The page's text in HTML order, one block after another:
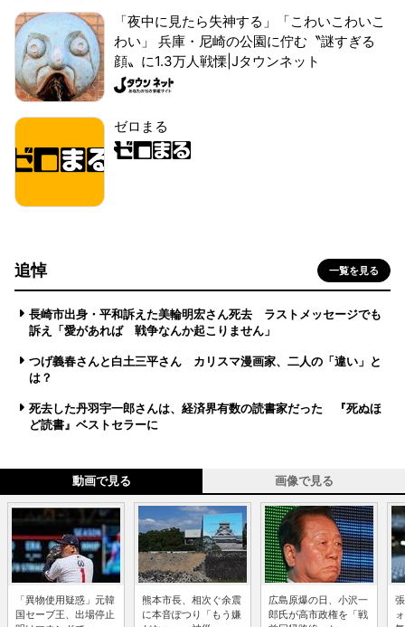
「夜中に見たら失神する」「こわいこわいこ
わい」 兵庫・尼崎の公園に佇む〝謎すぎる
顔〟に1.3万人戦慄|Jタウンネット
ゼロまる
追悼 一覧を見る
長崎市出身・平和訴えた美輪明宏さん死去 ラストメッセージでも
訴え「愛があれば 戦争なんか起こりません」
つげ義春さんと白土三平さん カリスマ漫画家、二人の「違い」と
は？
死去した丹羽宇一郎さんは、経済界有数の読書家だった 『死ぬほ
ど読書』ベストセラーに
動画で見る 画像で見る
「異物使用疑惑」元韓
国セーブ王、出場停止
熊本市長、相次ぐ余震
に本音ぽつり「もう嫌
広島原爆の日、小沢一
郎氏が高市政権を「戦